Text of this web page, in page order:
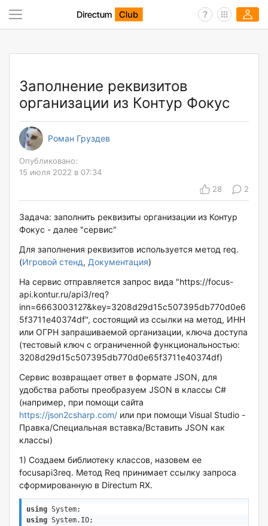
Заполнение реквизитов
организации из Контур Фокус
Роман Груздев
Опубликовано:
15 июля 2022 в 07:34
28
2
Задача: заполнить реквизиты организации из Контур
Фокус - далее "сервис"
Для заполнения реквизитов используется метод req.
(Игровой стенд, Документация)
На сервис отправляется запрос вида "https://focus-
api.kontur.ru/api3/req?
inn=6663003127&key=3208d29d15c507395db770d0e6
5f3711e40374df", состоящий из ссылки на метод, ИНН
или ОГРН запрашиваемой организации, ключа доступа
(тестовый ключ с ограниченной функциональностью:
3208d29d15c507395db770d0e65f3711e40374df)
Сервис возвращает ответ в формате JSON, для
удобства работы преобразуем JSON в классы C#
(например, при помощи сайта
https://json2csharp.com/ или при помощи Visual Studio -
Правка/Специальная вставка/Вставить JSON как
классы)
1) Создаем библиотеку классов, назовем ее
focusapi3req. Метод Req принимает ссылку запроса
сформированную в Directum RX.
using
using